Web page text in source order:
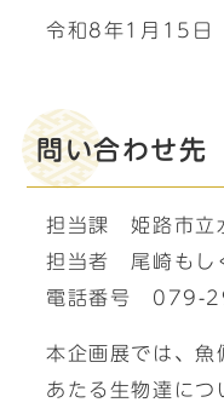
令和8年1月15日
問い合わせ先
担当課 姫路市立
担当者 尾崎もし
電話番号 079-
本企画展では、魚
あたる生物達につ